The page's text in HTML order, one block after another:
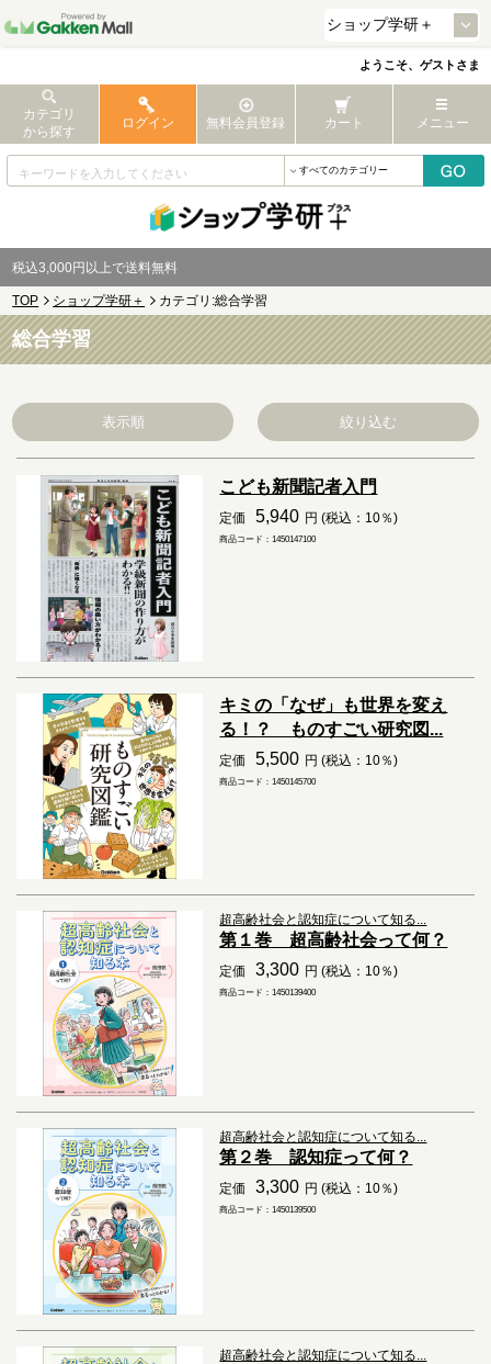
ようこそ、ゲストさま
カテゴリ
から探す
ログイン 無料会員登録 カート メニュー
税込3,000円以上で送料無料
TOP ショップ学研＋ カテゴリ:総合学習
総合学習
表示順 絞り込む
こども新聞記者入門
定価 5,940 円 (税込：10％)
商品コード：1450147100
キミの「なぜ」も世界を変え
る！？ ものすごい研究図...
定価 5,500 円 (税込：10％)
商品コード：1450145700
超高齢社会と認知症について知る...
第１巻 超高齢社会って何？
定価 3,300 円 (税込：10％)
商品コード：1450139400
超高齢社会と認知症について知る...
第２巻 認知症って何？
定価 3,300 円 (税込：10％)
商品コード：1450139500
超高齢社会と認知症について知る...